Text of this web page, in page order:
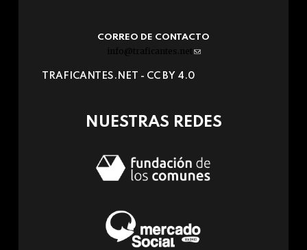
CORREO DE CONTACTO
info@traficantes.net (link
e-
TRAFICANTES.NET - CC BY 4.0
NUESTRAS REDES